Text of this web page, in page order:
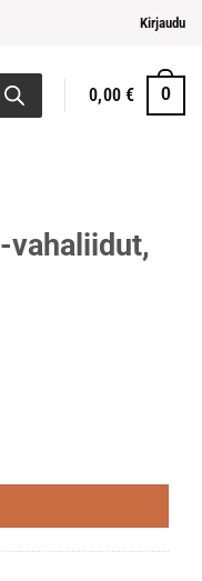
Kirjaudu
0,00€ 0
vahaliidut,